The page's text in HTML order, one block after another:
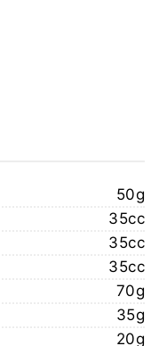
50g
35cc
35cc
35cc
70g
35g
20g